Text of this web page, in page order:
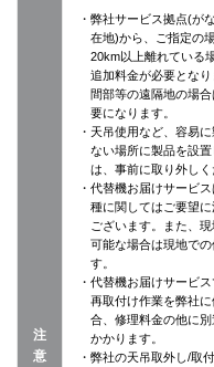
注
意
・弊社サービス拠点(が
在地)から、ご指定の
20km以上離れている
追加料金が必要とな
間部等の遠隔地の場
要になります。
・天吊使用など、容易
ない場所に製品を設
は、事前に取り外しく
・代替機お届けサービ
種に関してはご要望
ございます。また、
可能な場合は現地での
す。
・代替機お届けサービ
再取付け作業を弊社
合、修理料金の他に
かかります。
・弊社の天吊取外し/取